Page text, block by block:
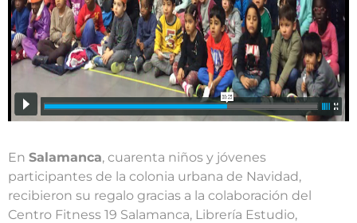
En Salamanca, cuarenta niños y jóvenes
participantes de la colonia urbana de Navidad,
recibieron su regalo gracias a la colaboración del
Centro Fitness 19 Salamanca, Librería Estudio,